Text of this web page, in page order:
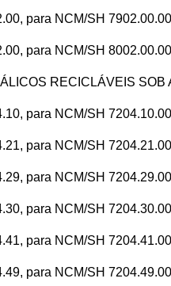
para NCM/SH
para NCM/SH
RECICLÁVEIS SOB
para NCM/SH
para NCM/SH
para NCM/SH
para NCM/SH
para NCM/SH
para NCM/SH